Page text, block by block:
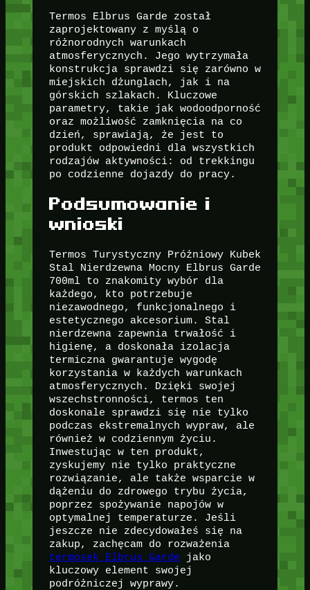
Termos Elbrus Garde został
zaprojektowany z myślą o
różnorodnych warunkach
atmosferycznych. Jego wytrzymała
konstrukcja sprawdzi się zarówno w
miejskich dżunglach, jak i na
górskich szlakach. Kluczowe
parametry, takie jak wodoodporność
oraz możliwość zamknięcia na co
dzień, sprawiają, że jest to
produkt odpowiedni dla wszystkich
rodzajów aktywności: od trekkingu
po codzienne dojazdy do pracy.
Podsumowanie i
wnioski
Termos Turystyczny Próżniowy Kubek
Stal Nierdzewna Mocny Elbrus Garde
700ml to znakomity wybór dla
każdego, kto potrzebuje
niezawodnego, funkcjonalnego i
estetycznego akcesorium. Stal
nierdzewna zapewnia trwałość i
higienę, a doskonała izolacja
termiczna gwarantuje wygodę
korzystania w każdych warunkach
atmosferycznych. Dzięki swojej
wszechstronności, termos ten
doskonale sprawdzi się nie tylko
podczas ekstremalnych wypraw, ale
również w codziennym życiu.
Inwestując w ten produkt,
zyskujemy nie tylko praktyczne
rozwiązanie, ale także wsparcie w
dążeniu do zdrowego trybu życia,
poprzez spożywanie napojów w
optymalnej temperaturze. Jeśli
jeszcze nie zdecydowałeś się na
zakup, zachęcam do rozważenia
termosek Elbrus Garde jako
kluczowy element swojej
podróżniczej wyprawy.